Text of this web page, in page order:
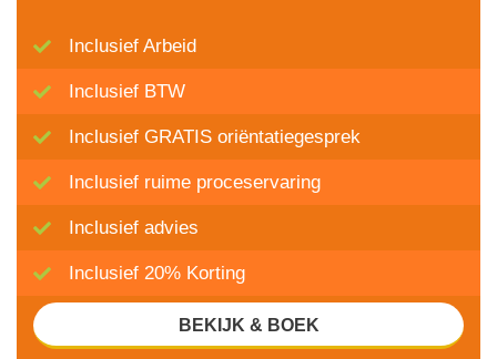
Inclusief Arbeid
Inclusief BTW
Inclusief GRATIS oriëntatiegesprek
Inclusief ruime proceservaring
Inclusief advies
Inclusief 20% Korting
BEKIJK & BOEK